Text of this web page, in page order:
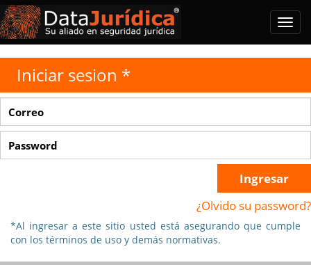
Iniciar sesion *
Ingresar
¿Olvido su password?
*Al ingresar a este sitio usted está asegurando que cumple
con los términos de uso y demás normativas.